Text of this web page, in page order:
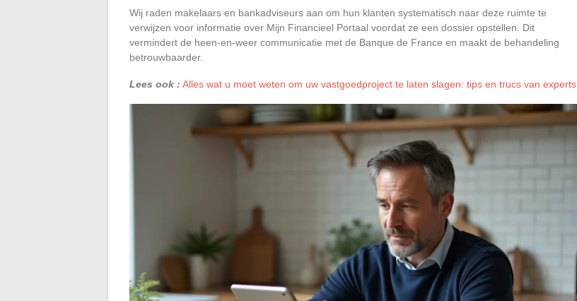
Wij raden makelaars en bankadviseurs aan om hun klanten systematisch naar deze ruimte te
verwijzen voor informatie over Mijn Financieel Portaal voordat ze een dossier opstellen. Dit
vermindert de heen-en-weer communicatie met de Banque de France en maakt de behandeling
betrouwbaarder.
Lees ook : Alles wat u moet weten om uw vastgoedproject te laten slagen: tips en trucs van experts